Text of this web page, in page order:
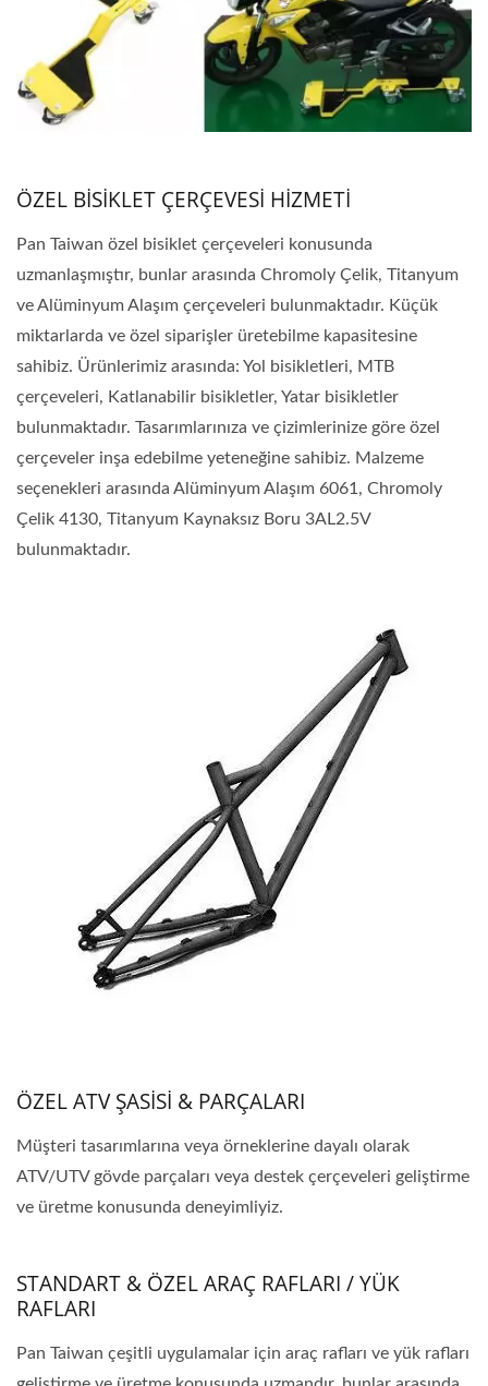
ÖZEL BİSİKLET ÇERÇEVESİ HİZMETİ
Pan Taiwan özel bisiklet çerçeveleri konusunda
uzmanlaşmıştır, bunlar arasında Chromoly Çelik, Titanyum
ve Alüminyum Alaşım çerçeveleri bulunmaktadır. Küçük
miktarlarda ve özel siparişler üretebilme kapasitesine
sahibiz. Ürünlerimiz arasında: Yol bisikletleri, MTB
çerçeveleri, Katlanabilir bisikletler, Yatar bisikletler
bulunmaktadır. Tasarımlarınıza ve çizimlerinize göre özel
çerçeveler inşa edebilme yeteneğine sahibiz. Malzeme
seçenekleri arasında Alüminyum Alaşım 6061, Chromoly
Çelik 4130, Titanyum Kaynaksız Boru 3AL2.5V
bulunmaktadır.
ÖZEL ATV ŞASİSİ & PARÇALARI
Müşteri tasarımlarına veya örneklerine dayalı olarak
ATV/UTV gövde parçaları veya destek çerçeveleri geliştirme
ve üretme konusunda deneyimliyiz.
STANDART & ÖZEL ARAÇ RAFLARI / YÜK
RAFLARI
Pan Taiwan çeşitli uygulamalar için araç rafları ve yük rafları